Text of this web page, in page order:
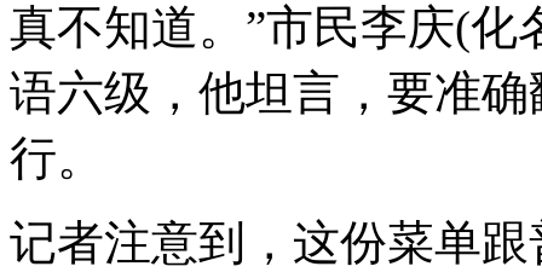
真不知道。”市民李庆(
语六级，他坦言，要准
行。
记者注意到，这份菜单